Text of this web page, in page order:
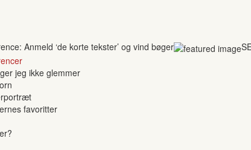
Anmeld ‘de korte tekster’ og vind bøger
jeg ikke glemmer
favoritter